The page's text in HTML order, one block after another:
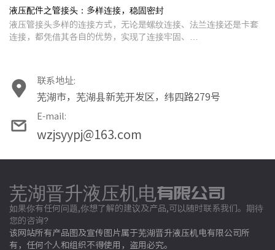
液压配件之管接头：多样连接，稳固密封
液压管接头多样的连接方式，无论是螺纹连接、法兰连接还是卡套
连接，都凭借其各自的优势，实现了连接牢固、…
联系地址:
芜湖市，芜湖县新芜开发区，纬四路279号
E-mail:
wzjsyypj@163.com
芜湖晋升液压机电有限公司
如果你有任何问题,你想了解的建议及产品,可以随时联系我们。期待
您的咨询?
该网站所有产品图及宣传图片属于芜湖晋升液压机电有限公司所
有，任何个人和组织不得使用，盗用必究。